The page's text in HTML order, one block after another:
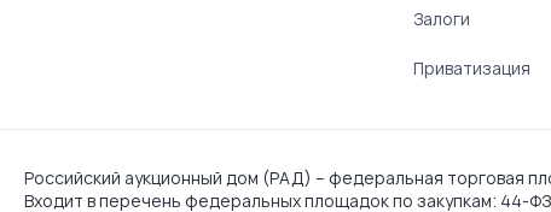
Залоги
Приватизация
Российский аукционный дом (РАД) – федеральная торговая
Входит в перечень федеральных площадок по закупкам: 44-